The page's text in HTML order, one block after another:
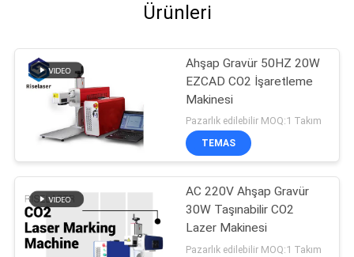
Ürünleri
Ahşap Gravür 50HZ 20W
EZCAD CO2 İşaretleme
Makinesi
Pazarlık edilebilir MOQ:1 Takım
TEMAS
AC 220V Ahşap Gravür
30W Taşınabilir CO2
Lazer Makinesi
Pazarlık edilebilir MOQ:1 Takım